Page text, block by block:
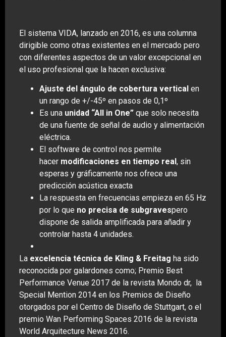
El sistema VIDA, lanzado en 2016, es una columna
dirigible como otras existentes en el mercado pero
con diferentes aspectos de un valor excepcional en
el uso profesional que la hacen exclusiva:
Ajuste del ángulo de cobertura vertical en
un rango de +/-45º en pasos de 0,1º
Es una unidad “All in One” que solo necesita
de una fuente de señal de audio y alimentación
eléctrica.
El software de control nos permite
hacer modificaciones en tiempo real , sin
esperas y gráficamente nos ofrece una
predicción acústica exacta
La respuesta en frecuencias empieza en 65 Hz
por lo que no precisa de subgravespero
dispone de salida amplificada para añadir y
controlar hasta 4 unidades.
La excelencia técnica de Kling & Freitag ha sido
reconocida por galardones como; Premio Best
Performance Venue 2017 de la revista Mondo dr, la
Special Mention 2014 en los Premios de Diseño
otorgados por el Centro de Diseño de Stuttgart, o el
premio Wan Performing Spaces 2016 de la revista
World Arquitecture News 2016.